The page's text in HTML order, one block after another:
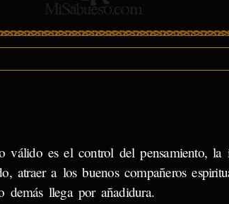
válido es el control del pensamiento, la
atraer a los buenos compañeros
demás llega por añadidura.